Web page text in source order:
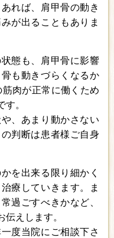
れば、肩甲骨の動き
が出ることもありま
態も、肩甲骨に影響
も動きづらくなるか
肉が正常に働くため
。
、あまり動かさない
判断は患者様ご自身
を出来る限り細かく
療していきます。ま
過ごすべきかなど、
えします。
度当院にご相談下さ